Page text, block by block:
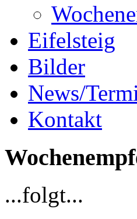
Eifelsteig
Bilder
News/
Kontakt
...folgt...